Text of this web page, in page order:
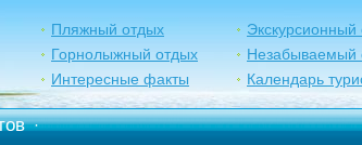
Пляжный отдых
Экскурсионный
Горнолыжный отдых
Незабываемый
Интересные факты
Календарь
·